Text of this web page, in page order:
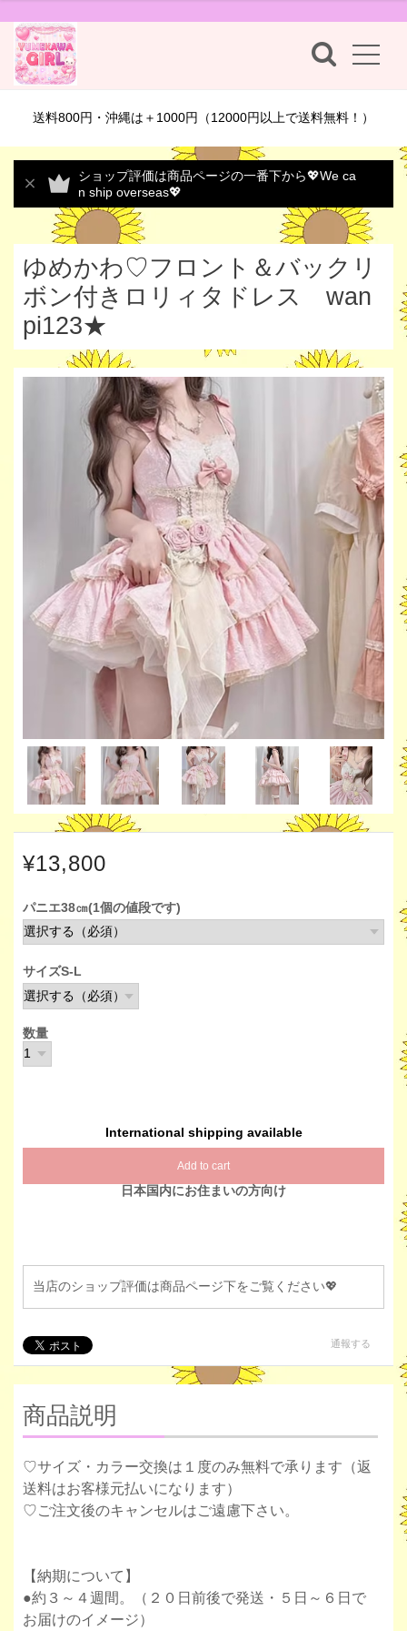
送料800円・沖縄は＋1000円（12000円以上で送料無料！）
ショップ評価は商品ページの一番下から💖We ca
n ship overseas💖
ゆめかわ♡フロント＆バックリ
ボン付きロリィタドレス wan
pi123★
¥13,800
パニエ38㎝(1個の値段です)
サイズS-L
数量
International shipping available
Add to cart
日本国内にお住まいの方向け
当店のショップ評価は商品ページ下をご覧ください💖
通報する
商品説明
♡サイズ・カラー交換は１度のみ無料で承ります（返
送料はお客様元払いになります）
♡ご注文後のキャンセルはご遠慮下さい。
【納期について】
●約３～４週間。（２０日前後で発送・５日～６日で
お届けのイメージ）